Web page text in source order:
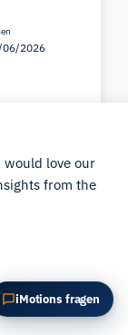
06/2026
Emotion SDK
iMotions fragen
love our
from the